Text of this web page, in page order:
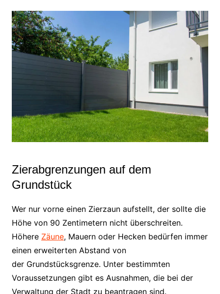
Zierabgrenzungen auf dem
Grundstück
Wer nur vorne einen Zierzaun aufstellt, der sollte die
Höhe von 90 Zentimetern nicht überschreiten.
Höhere Zäune, Mauern oder Hecken bedürfen immer
einen erweiterten Abstand von
der Grundstücksgrenze. Unter bestimmten
Voraussetzungen gibt es Ausnahmen, die bei der
Verwaltung der Stadt zu beantragen sind.